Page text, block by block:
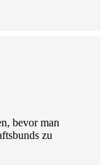
bevor man
zu